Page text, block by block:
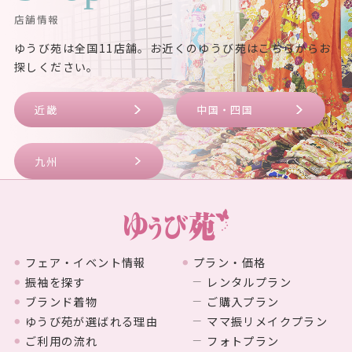
店舗情報
ゆうび苑は全国11店舗。お近くのゆうび苑はこちらからお
探しください。
近畿 中国・四国
九州
フェア・イベント情報
振袖を探す
ブランド着物
ゆうび苑が選ばれる理由
ご利用の流れ
プラン・価格
レンタルプラン
ご購入プラン
ママ振リメイクプラン
フォトプラン